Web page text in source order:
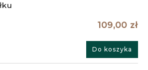
109,00 zł
Do koszyka